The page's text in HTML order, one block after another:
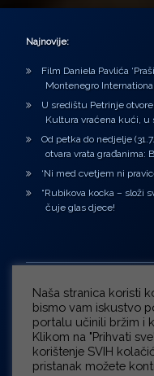
Najnovije:
Film Daniela Pavlića
Montenegro
U središtu Petrinje
Kultura vraćena kući, u
Od petka do nedjelje
otvara vrata građanima:
‘Ni med cvetjem ni
“Rubikova kocka – složi
čuje glas djece!
Naša stranica koristi
bismo vam iskustvo
portalu učinili bržim i
Klikom na "Prihvati
korištenje SVIH
pristanak možete